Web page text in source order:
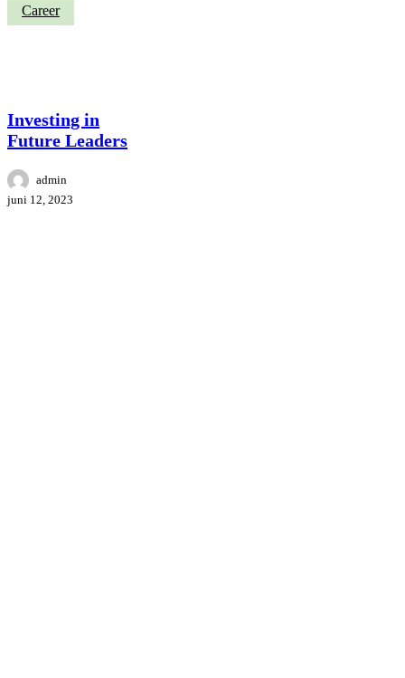
Investing
in
Career
Investing in
Future Leaders
admin
juni 12, 2023